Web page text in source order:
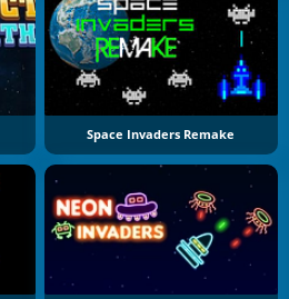
Space Invaders Remake